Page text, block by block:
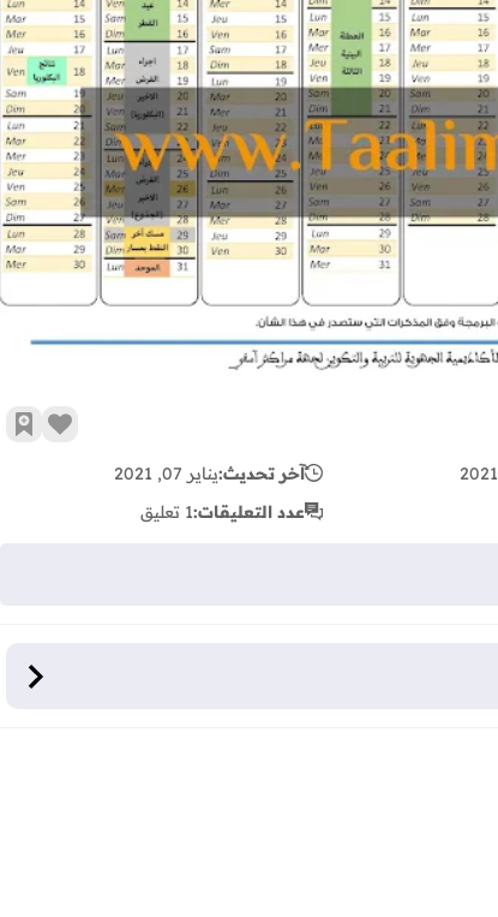
يومية السنة الدراسية 2020-2021 pdf
زر
آخر تحديث:يناير 07, 2021
عدد التعليقات:1 تعليق